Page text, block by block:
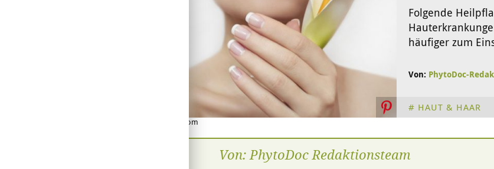
© marigo - Fotolia.com
Folgende
häufiger zum
Von: PhytoDoc-
HAUT & HAAR
Von: PhytoDoc Redaktionsteam